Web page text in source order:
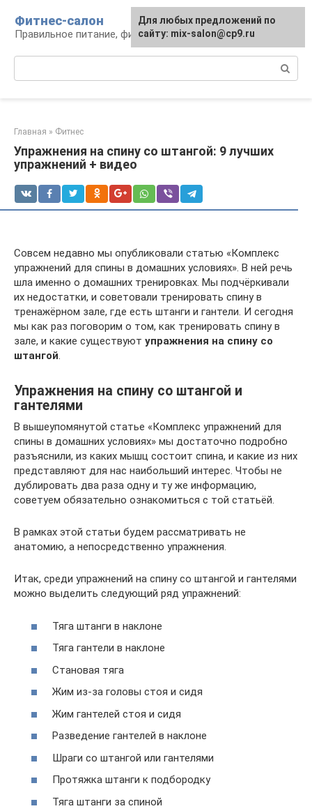
контенту
Фитнес-салон
Правильное питание, фитнес, образ жизни
Главная » Фитнес
Упражнения на спину со штангой: 9 лучших
упражнений + видео
Совсем недавно мы опубликовали статью «Комплекс
упражнений для спины в домашних условиях». В ней речь
шла именно о домашних тренировках. Мы подчёркивали
их недостатки, и советовали тренировать спину в
тренажёрном зале, где есть штанги и гантели. И сегодня
мы как раз поговорим о том, как тренировать спину в
зале, и какие существуют упражнения на спину со
штангой.
Упражнения на спину со штангой и
гантелями
В вышеупомянутой статье «Комплекс упражнений для
спины в домашних условиях» мы достаточно подробно
разъяснили, из каких мышц состоит спина, и какие из них
представляют для нас наибольший интерес. Чтобы не
дублировать два раза одну и ту же информацию,
советуем обязательно ознакомиться с той статьёй.
В рамках этой статьи будем рассматривать не
анатомию, а непосредственно упражнения.
Итак, среди упражнений на спину со штангой и гантелями
можно выделить следующий ряд упражнений:
Тяга штанги в наклоне
Тяга гантели в наклоне
Становая тяга
Жим из-за головы стоя и сидя
Жим гантелей стоя и сидя
Разведение гантелей в наклоне
Шраги со штангой или гантелями
Протяжка штанги к подбородку
Тяга штанги за спиной
Для любых предложений по
сайту: mix-salon@cp9.ru